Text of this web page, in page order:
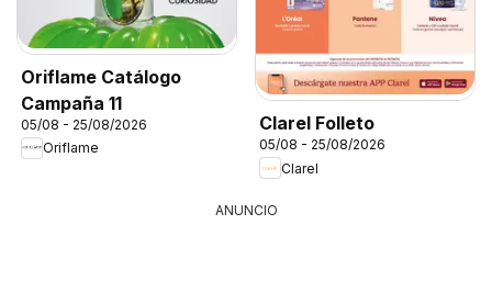
Oriflame Catálogo
Campaña 11
05/08 - 25/08/2026
Oriflame
Clarel Folleto
05/08 - 25/08/2026
Clarel
ANUNCIO